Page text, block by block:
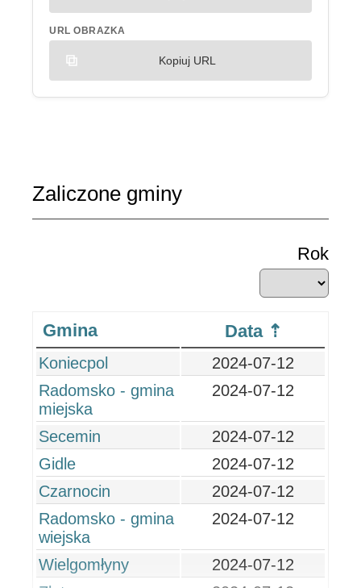
URL OBRAZKA
Kopiuj URL
Zaliczone gminy
Rok
Gmina Data
Koniecpol
2024-07-12
Radomsko - gmina
miejska
2024-07-12
Secemin
2024-07-12
Gidle
2024-07-12
Czarnocin
2024-07-12
Radomsko - gmina
wiejska
2024-07-12
Wielgomłyny
2024-07-12